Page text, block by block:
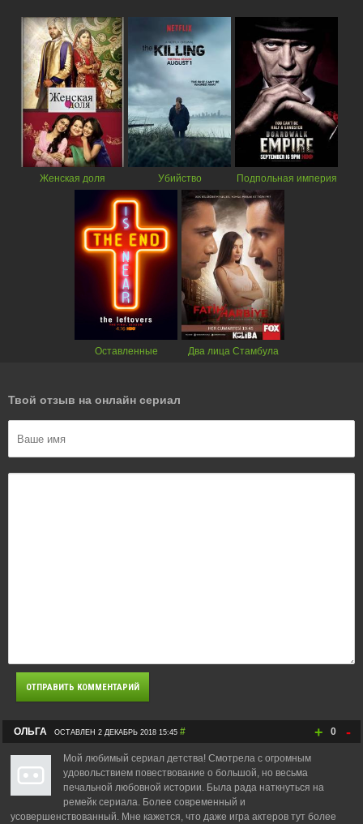
Женская доля Убийство Подпольная империя
Оставленные Два лица Стамбула
Твой отзыв на онлайн сериал
+ 0 -
ОЛЬГА ОСТАВЛЕН 2 ДЕКАБРЬ 2018 15:45 #
Мой любимый сериал детства! Смотрела с огромным
удовольствием повествование о большой, но весьма
печальной любовной истории. Была рада наткнуться на
ремейк сериала. Более современный и
усовершенствованный. Мне кажется, что даже игра актеров тут более